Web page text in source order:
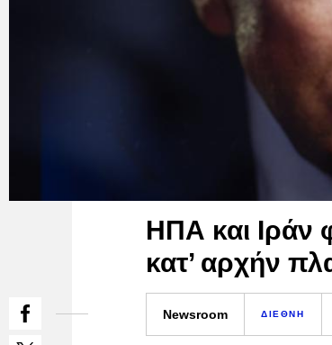
ΗΠΑ και Ιράν
κατ’ αρχήν
Newsroom ΔΙΕΘΝΗ